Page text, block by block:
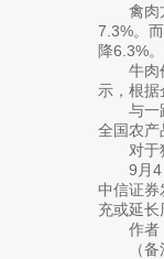
禽肉方
7.3%。
降6.3%。
牛肉价
示，根
与一路
全国农产
对于猪
9月4日
中信证券
充或延长
作者：
（备注